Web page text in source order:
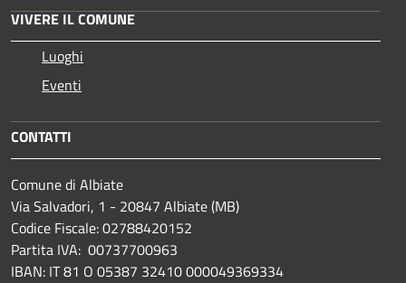
VIVERE IL COMUNE
Luoghi
Eventi
CONTATTI
Comune di Albiate
Via Salvadori, 1 - 20847 Albiate (MB)
Codice Fiscale: 02788420152
Partita IVA: 00737700963
IBAN: IT 81 O 05387 32410 000049369334